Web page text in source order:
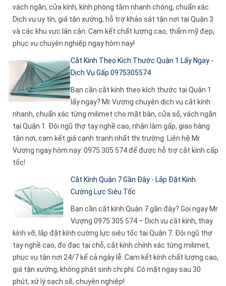
vách ngăn, cửa kính, kính phòng tắm nhanh chóng, chuẩn xác.
Dịch vụ uy tín, giá tận xưởng, hỗ trợ khảo sát tận nơi tại Quận 3
và các khu vực lân cận. Cam kết chất lượng cao, thẩm mỹ đẹp,
phục vụ chuyên nghiệp ngay hôm nay!
Cắt Kính Theo Kích Thước Quận 1 Lấy Ngay -
Dịch Vụ Gấp 0975305574
Bạn cần cắt kính theo kích thước tại Quận 1
lấy ngay? Mr Vượng chuyên dịch vụ cắt kính
nhanh, chuẩn xác từng milimet cho mặt bàn, cửa sổ, vách ngăn
tại Quận 1. Đội ngũ thợ tay nghề cao, nhận làm gấp, giao hàng
tận nơi, cam kết giá cạnh tranh nhất thị trường. Liên hệ Mr
Vượng ngay hôm nay: 0975 305 574 để được hỗ trợ cắt kính cấp
tốc!
Cắt Kính Quận 7 Gần Đây - Lắp Đặt Kính
Cường Lực Siêu Tốc
Bạn cần cắt kính Quận 7 gần đây? Gọi ngay Mr
Vượng 0975 305 574 – Dịch vụ cắt kính, thay
kính vỡ, lắp đặt kính cường lực siêu tốc tại Quận 7. Đội ngũ thợ
tay nghề cao, đo đạc tại chỗ, cắt kính chính xác từng milimet,
phục vụ tận nơi 24/7 kể cả ngày lễ. Cam kết kính chất lượng cao,
giá tận xưởng, không phát sinh chi phí. Có mặt ngay sau 30
phút, xử lý sạch sẽ, chuyên nghiệp!